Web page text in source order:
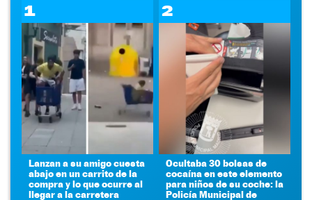
1
Lanzan a su amigo cuesta
abajo en un carrito de la
compra y lo que ocurre al
llegar a la carretera
2
Ocultaba 30 bolsas de
cocaína en este elemento
para niños de su coche: la
Policía Municipal de